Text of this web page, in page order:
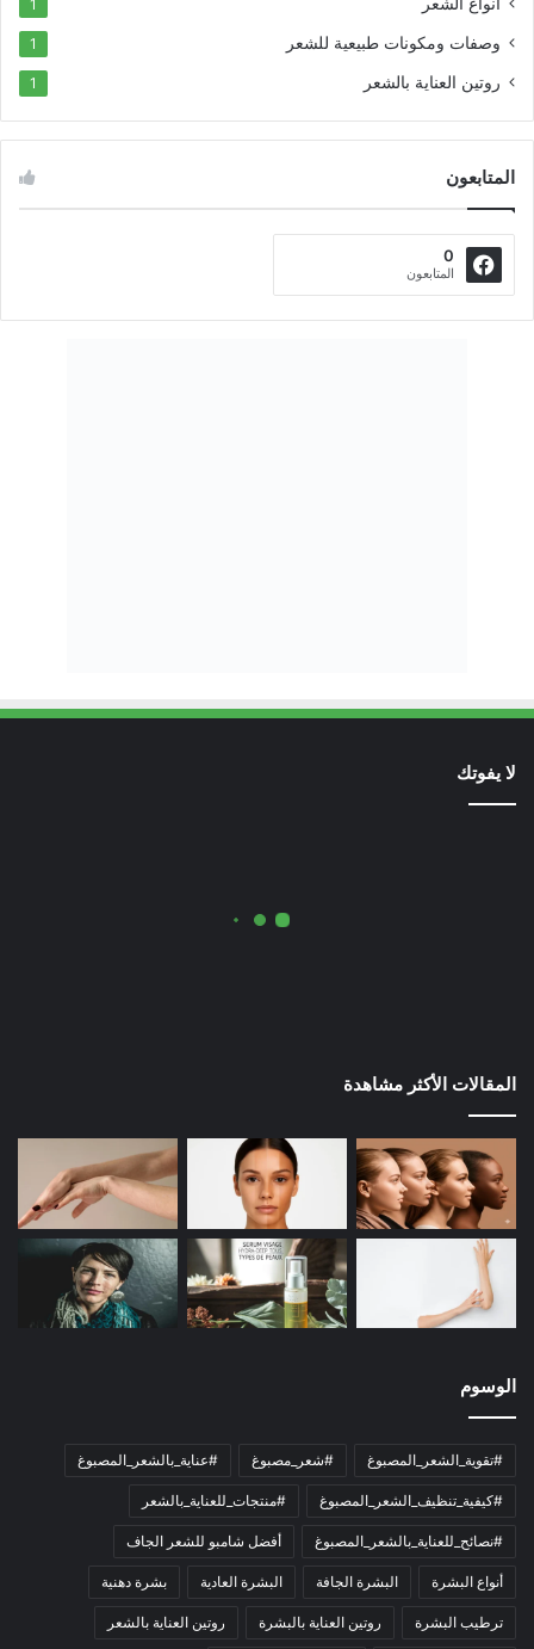
1
وصفات ومكونات طبيعية للشعر 1
روتين العناية بالشعر 1
المتابعون
0
المتابعون
لا يفوتك
المقالات الأكثر مشاهدة
الوسوم
#تقوية_الشعر_المصبوغ #شعر_مصبوغ #عناية_بالشعر_المصبوغ
#كيفية_تنظيف_الشعر_المصبوغ #منتجات_للعناية_بالشعر
#نصائح_للعناية_بالشعر_المصبوغ أفضل شامبو للشعر الجاف
أنواع البشرة البشرة الجافة البشرة العادية بشرة دهنية
ترطيب البشرة روتين العناية بالبشرة روتين العناية بالشعر